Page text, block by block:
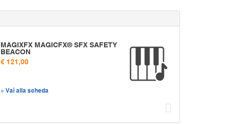
MAGIXFX MAGICFX® SFX SAFETY
BEACON
€ 121,00
» Vai alla scheda